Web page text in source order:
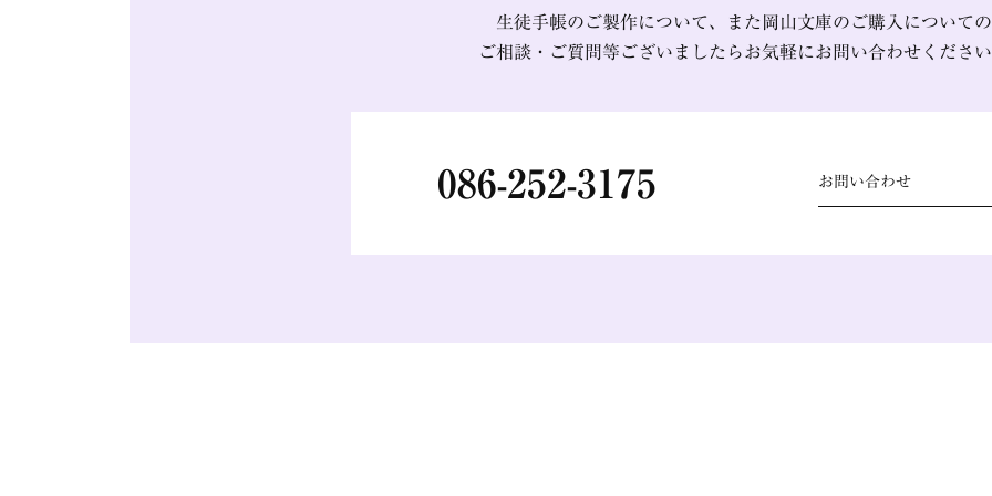
生徒手帳のご製作について、また岡山文庫のご購入についての
ご相談・ご質問等ございましたらお気軽にお問い合わせくださ
086-252-3175 お問い合わせ